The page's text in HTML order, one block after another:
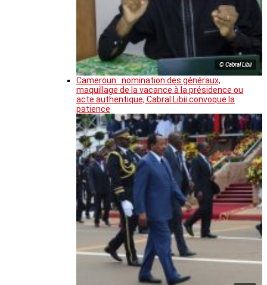
© Cabral Libii
Cameroun : nomination des généraux,
maquillage de la vacance à la présidence ou
acte authentique, Cabral Libii convoque la
patience